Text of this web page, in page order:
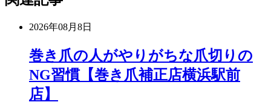
2026年08月8日
巻き爪の人がやりがちな爪切りの
NG習慣【巻き爪補正店横浜駅前
店】